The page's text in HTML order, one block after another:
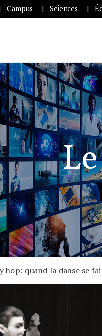
Campus Sciences
hop: quand la danse se